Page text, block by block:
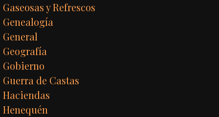
Gaseosas y Refrescos
Genealogía
General
Geografía
Gobierno
Guerra de Castas
Haciendas
Henequén